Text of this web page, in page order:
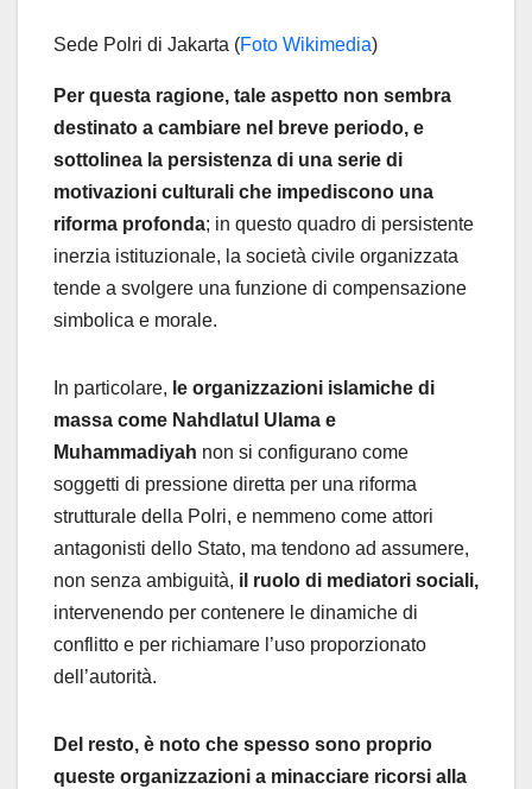
Sede Polri di Jakarta (Foto Wikimedia)
Per questa ragione, tale aspetto non sembra
destinato a cambiare nel breve periodo, e
sottolinea la persistenza di una serie di
motivazioni culturali che impediscono una
riforma profonda; in questo quadro di persistente
inerzia istituzionale, la società civile organizzata
tende a svolgere una funzione di compensazione
simbolica e morale.
In particolare, le organizzazioni islamiche di
massa come Nahdlatul Ulama e
Muhammadiyah non si configurano come
soggetti di pressione diretta per una riforma
strutturale della Polri, e nemmeno come attori
antagonisti dello Stato, ma tendono ad assumere,
non senza ambiguità, il ruolo di mediatori sociali,
intervenendo per contenere le dinamiche di
conflitto e per richiamare l’uso proporzionato
dell’autorità.
Del resto, è noto che spesso sono proprio
queste organizzazioni a minacciare ricorsi alla